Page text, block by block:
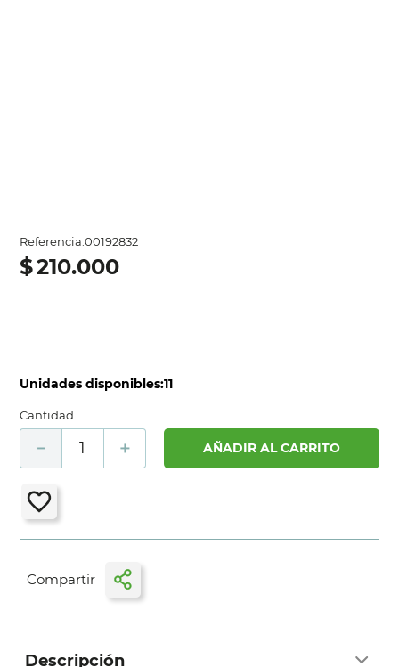
Referencia:00192832
$210.000
Unidades disponibles:11
Cantidad
＋
－ AÑADIR AL CARRITO
Descripción